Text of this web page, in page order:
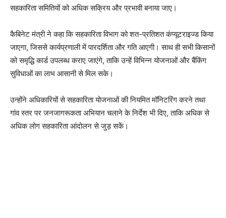
सहकारिता समितियों को अधिक सक्रिय और प्रभावी बनाया जाए।
कैबिनेट मंत्री ने कहा कि सहकारिता विभाग को शत-प्रतिशत कंप्यूटराइज्ड किया
जाएगा, जिससे कार्यप्रणाली में पारदर्शिता और गति आएगी। साथ ही सभी किसानों
को समृद्धि कार्ड उपलब्ध कराए जाएंगे, ताकि उन्हें विभिन्न योजनाओं और बैंकिंग
सुविधाओं का लाभ आसानी से मिल सके।
उन्होंने अधिकारियों से सहकारिता योजनाओं की नियमित मॉनिटरिंग करने तथा
गांव स्तर पर जनजागरूकता अभियान चलाने के निर्देश भी दिए, ताकि अधिक से
अधिक लोग सहकारिता आंदोलन से जुड़ सकें।